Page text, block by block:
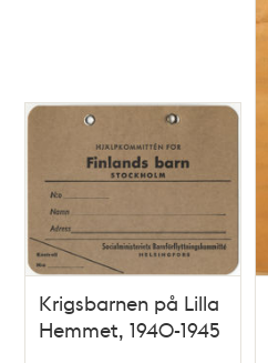
Krigsbarnen på Lilla
Hemmet, 1940-1945